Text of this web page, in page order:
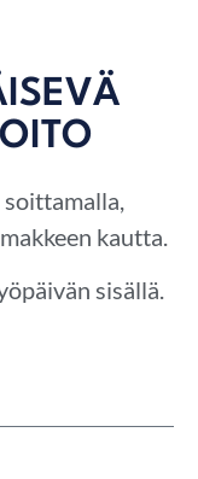
kautta.
sisällä.